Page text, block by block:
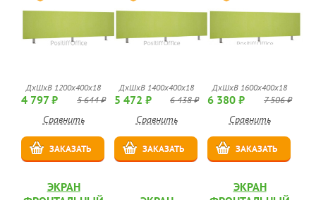
ДхШхВ 1200х400х18
4 797 ₽ 5 644 ₽
Сравнить
ЗАКАЗАТЬ
ДхШхВ 1400х400х18
5 472 ₽ 6 438 ₽
Сравнить
ЗАКАЗАТЬ
ДхШхВ 1600х400х18
6 380 ₽ 7 506 ₽
Сравнить
ЗАКАЗАТЬ
ЭКРАН
ЭКРАН